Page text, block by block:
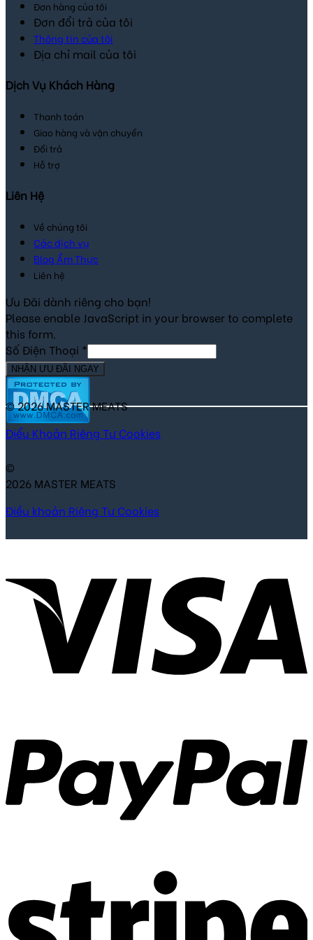
Đơn hàng của tôi
Đơn đổi trả của tôi
Thông tin của tôi
Địa chỉ mail của tôi
Dịch Vụ Khách Hàng
Thanh toán
Giao hàng và vận chuyển
Đổi trả
Hỗ trợ
Liên Hệ
Về chúng tôi
Các dịch vụ
Blog Ẩm Thực
Liên hệ
Ưu Đãi dành riêng cho bạn!
Please enable JavaScript in your browser to complete
this form.
Số Điện Thoại *
NHẬN ƯU ĐÃI NGAY
© 2026 MASTER MEATS
Điểu Khoản Riêng Tư Cookies
©
2026 MASTER MEATS
Điều khoản Riêng Tư Cookies